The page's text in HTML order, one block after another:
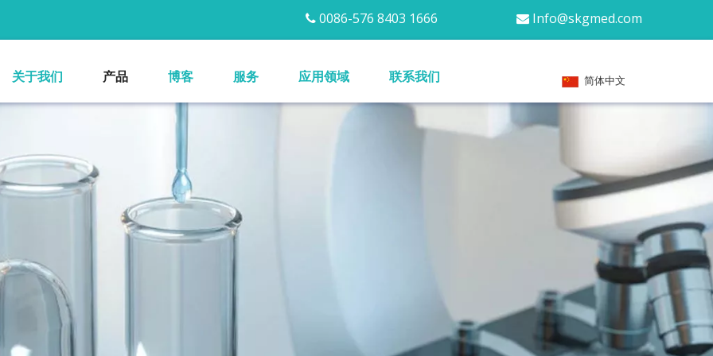
 0086-576 8403 1666  Info@skgmed.com
关于我们 产品 博客 服务 应用领域 联系我们 简体中文